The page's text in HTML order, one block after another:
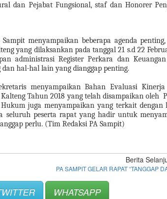
dan Pejabat Fungsional, staf dan Honorer
menyampaikan beberapa agenda
yang dilaksankan pada tanggal 21 s.d 22
administrasi Register Perkara dan Keuangan
hal-hal lain yang dianggap penting.
menyampaikan Bahan Evaluasi
Tahun 2018 yang telah disampaikan oleh
juga menyampaikan yang terkait dengan
seluruh peserta rapat yang hadir untuk
perlu. (Tim Redaksi PA Sampit)
Berita
PA SAMPIT GELAR RAPAT “TANGGAP
WHATSAPP